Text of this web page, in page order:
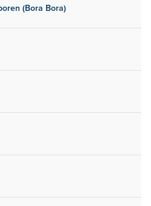
(Bora Bora)